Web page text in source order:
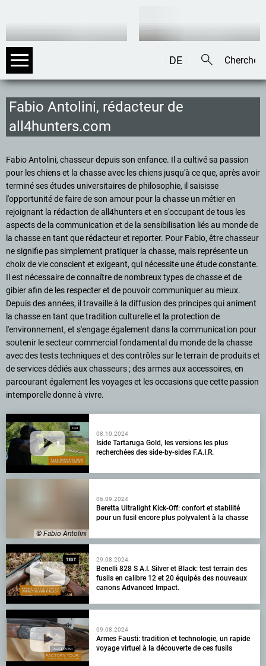
DE
EN
Fabio Antolini, rédacteur de
all4hunters.com
Fabio Antolini, chasseur depuis son enfance. Il a cultivé sa passion
pour les chiens et la chasse avec les chiens jusqu'à ce que, après avoir
terminé ses études universitaires de philosophie, il saisisse
l'opportunité de faire de son amour pour la chasse un métier en
rejoignant la rédaction de all4hunters et en s'occupant de tous les
aspects de la communication et de la sensibilisation liés au monde de
la chasse en tant que rédacteur et reporter. Pour Fabio, être chasseur
ne signifie pas simplement pratiquer la chasse, mais représente un
choix de vie conscient et exigeant, qui nécessite une étude constante.
Il est nécessaire de connaître de nombreux types de chasse et de
gibier afin de les respecter et de pouvoir communiquer au mieux.
Depuis des années, il travaille à la diffusion des principes qui animent
la chasse en tant que tradition culturelle et la protection de
l'environnement, et s'engage également dans la communication pour
soutenir le secteur commercial fondamental du monde de la chasse
avec des tests techniques et des contrôles sur le terrain de produits et
de services dédiés aux chasseurs ; des armes aux accessoires, en
parcourant également les voyages et les occasions que cette passion
intemporelle donne à vivre.
08.10.2024
Iside Tartaruga Gold, les versions les plus
recherchées des side-by-sides F.A.I.R.
© Fabio Antolini
06.09.2024
Beretta Ultralight Kick-Off: confort et stabilité
pour un fusil encore plus polyvalent à la chasse
29.08.2024
Benelli 828 S A.I. Silver et Black: test terrain des
fusils en calibre 12 et 20 équipés des nouveaux
canons Advanced Impact.
09.08.2024
Armes Fausti: tradition et technologie, un rapide
voyage virtuel à la découverte de ces fusils